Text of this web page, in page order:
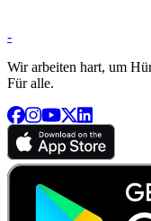
-
Wir arbeiten hart, um
Für alle.